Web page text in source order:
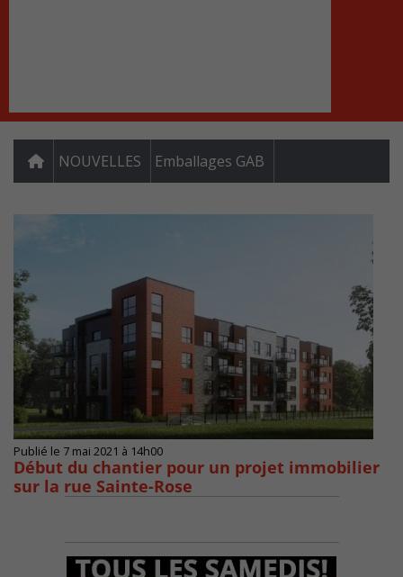
NOUVELLES Emballages GAB
Publié le 7 mai 2021 à 14h00
Début du chantier pour un projet immobilier
sur la rue Sainte-Rose